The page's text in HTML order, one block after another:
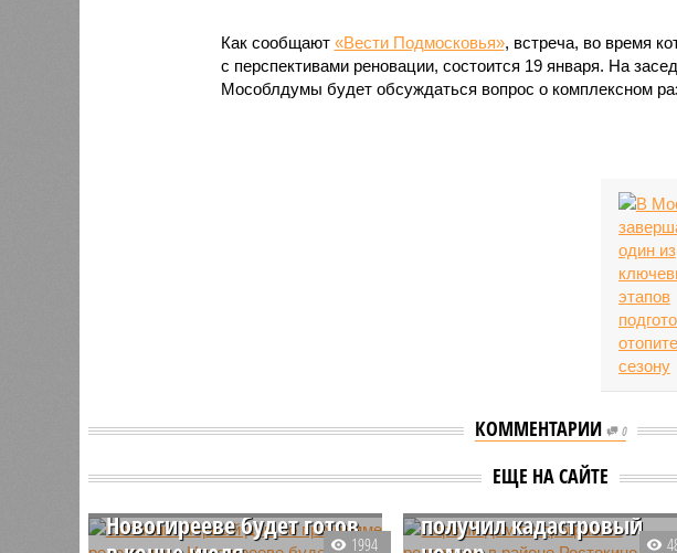
Как сообщают «Вести Подмосковья», встреча, во время
с перспективами реновации, состоится 19 января. На
Мособлдумы будет обсуждаться вопрос о комплексном
КОММЕНТАРИИ 0
ЕЩЕ НА САЙТЕ
Собянин: Первый дом по
Новогирееве будет готов
1994
Первый дом по
программе реновации в
районе Ростокино
получил кадастровый